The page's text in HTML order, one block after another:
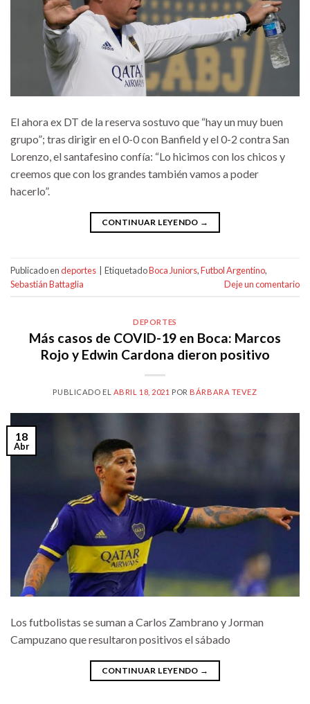
El ahora ex DT de la reserva sostuvo que “hay un muy buen
grupo”; tras dirigir en el 0-0 con Banfield y el 0-2 contra San
Lorenzo, el santafesino confía: “Lo hicimos con los chicos y
creemos que con los grandes también vamos a poder
hacerlo”.
CONTINUAR LEYENDO →
Publicado endeportes | EtiquetadoBoca Juniors,Futbol Argentino,
Sebastián Battaglia
Deje un comentario
DEPORTES
Más casos de COVID-19 en Boca: Marcos
Rojo y Edwin Cardona dieron positivo
PUBLICADO EL ABRIL 18, 2021 POR BÁRBARA TEVEZ
18
Abr
Los futbolistas se suman a Carlos Zambrano y Jorman
Campuzano que resultaron positivos el sábado
CONTINUAR LEYENDO →